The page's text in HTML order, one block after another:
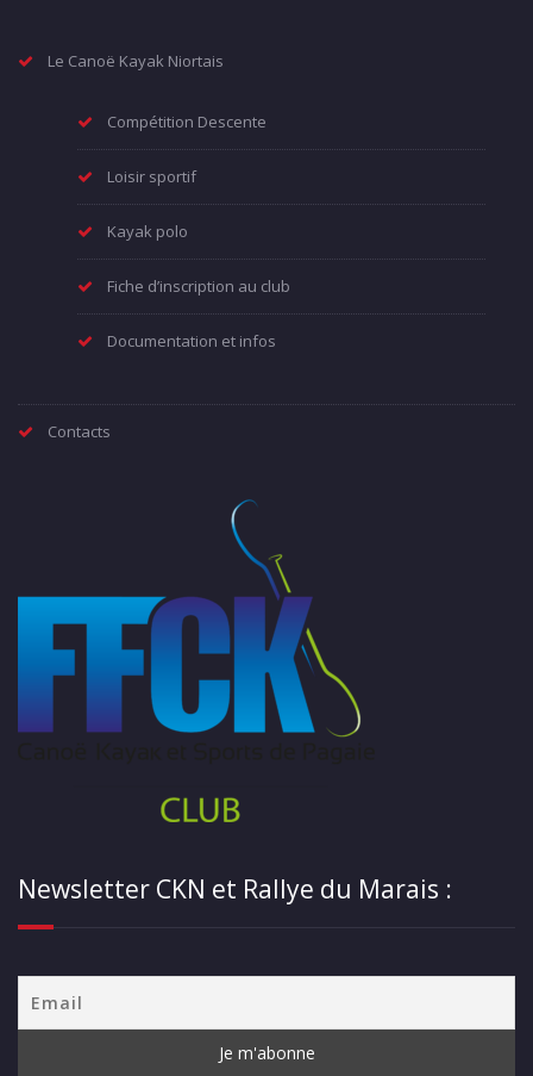
Le Canoë Kayak Niortais
Compétition Descente
Loisir sportif
Kayak polo
Fiche d’inscription au club
Documentation et infos
Contacts
Newsletter CKN et Rallye du Marais :